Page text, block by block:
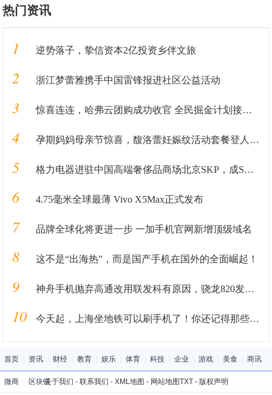
热门资讯
1 逆势落子，挚信资本2亿投资乡伴文旅
2 浙江梦蕾雅携手中国雷锋报进社区公益活动
3 惊喜连连，哈弗云团购成功收官 全民掘金计划接踵而至
4 孕期妈妈母亲节惊喜，馥洛蕾妊娠纹活动套餐登人气畅销榜
5 格力电器进驻中国高端奢侈品商场北京SKP，成SKP国产家电第一品牌
6 4.75毫米全球最薄 Vivo X5Max正式发布
7 品牌全球化将更进一步 一加手机官网新增顶级域名
8 这不是“出海热”，而是国产手机在国外的全面崛起！
9 神舟手机抛弃高通改用联发科有原因，骁龙820发烫没解决
10 今天起，上海坐地铁可以刷手机了！你还记得那些用月票和本票的日子吗？
首页 资讯 财经 教育 娱乐 体育 科技 企业 游戏 美食 商讯
微商 区块链关于我们 - 联系我们 - XML地图 - 网站地图TXT- 版权声明